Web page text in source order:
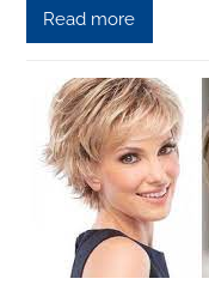
Read more